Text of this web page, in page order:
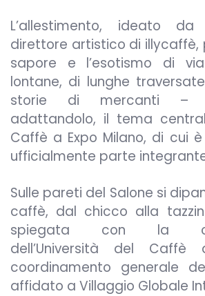
L’allestimento, ideato
direttore artistico di illycaffè,
sapore e l’esotismo di
lontane, di lunghe
storie di mercanti –
adattandolo, il tema
Caffè a Expo Milano, di cui
ufficialmente parte
Sulle pareti del Salone si
caffè, dal chicco alla
spiegata con la
dell’Università del
coordinamento generale
affidato a Villaggio Globale